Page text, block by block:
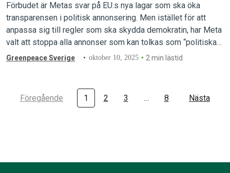
Förbudet är Metas svar på EU:s nya lagar som ska öka
transparensen i politisk annonsering. Men istället för att
anpassa sig till regler som ska skydda demokratin, har Meta
valt att stoppa alla annonser som kan tolkas som “politiska”
– även från organisationer som arbetar för grundläggande
Greenpeace Sverige oktober 10, 2025 2 min lästid
Föregående 1 2 3 … 8 Nästa